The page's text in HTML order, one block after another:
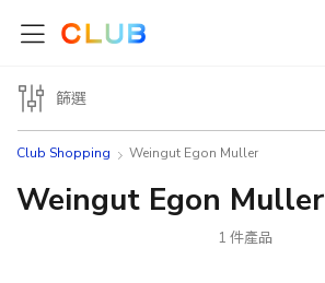
Club Shopping Weingut Egon Muller
Weingut Egon Muller
1 件產品
篩選